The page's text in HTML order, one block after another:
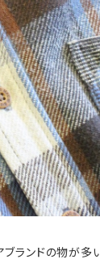
ブランドの物が